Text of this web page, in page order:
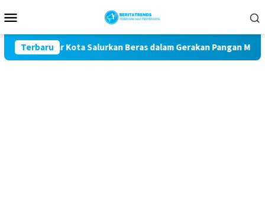
ke
Mobile
Terbaru
Kota Salurkan Beras dalam Gerakan Pangan Murah